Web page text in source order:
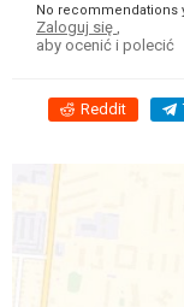
No recommendations
Zaloguj się
aby ocenić i polecić
Reddit